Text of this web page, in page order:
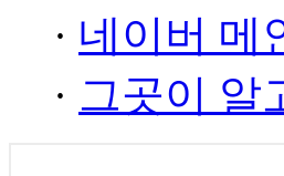
· 네이버 메
· 그곳이 알